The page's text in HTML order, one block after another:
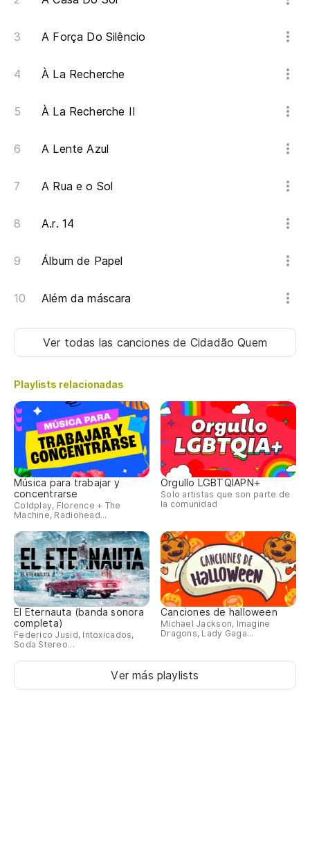
A Força Do Silêncio
À La Recherche
À La Recherche II
A Lente Azul
A Rua e o Sol
A.r. 14
Álbum de Papel
Além da máscara
Ver todas las cancionesde Cidadão Quem
Playlists relacionadas
Música para trabajar y
concentrarse
Coldplay, Florence + The
Machine, Radiohead...
Orgullo LGBTQIAPN+
Solo artistas que son parte de
la comunidad
El Eternauta (banda sonora
completa)
Federico Jusid, Intoxicados,
Soda Stereo...
Canciones de halloween
Michael Jackson, Imagine
Dragons, Lady Gaga...
Ver más playlists